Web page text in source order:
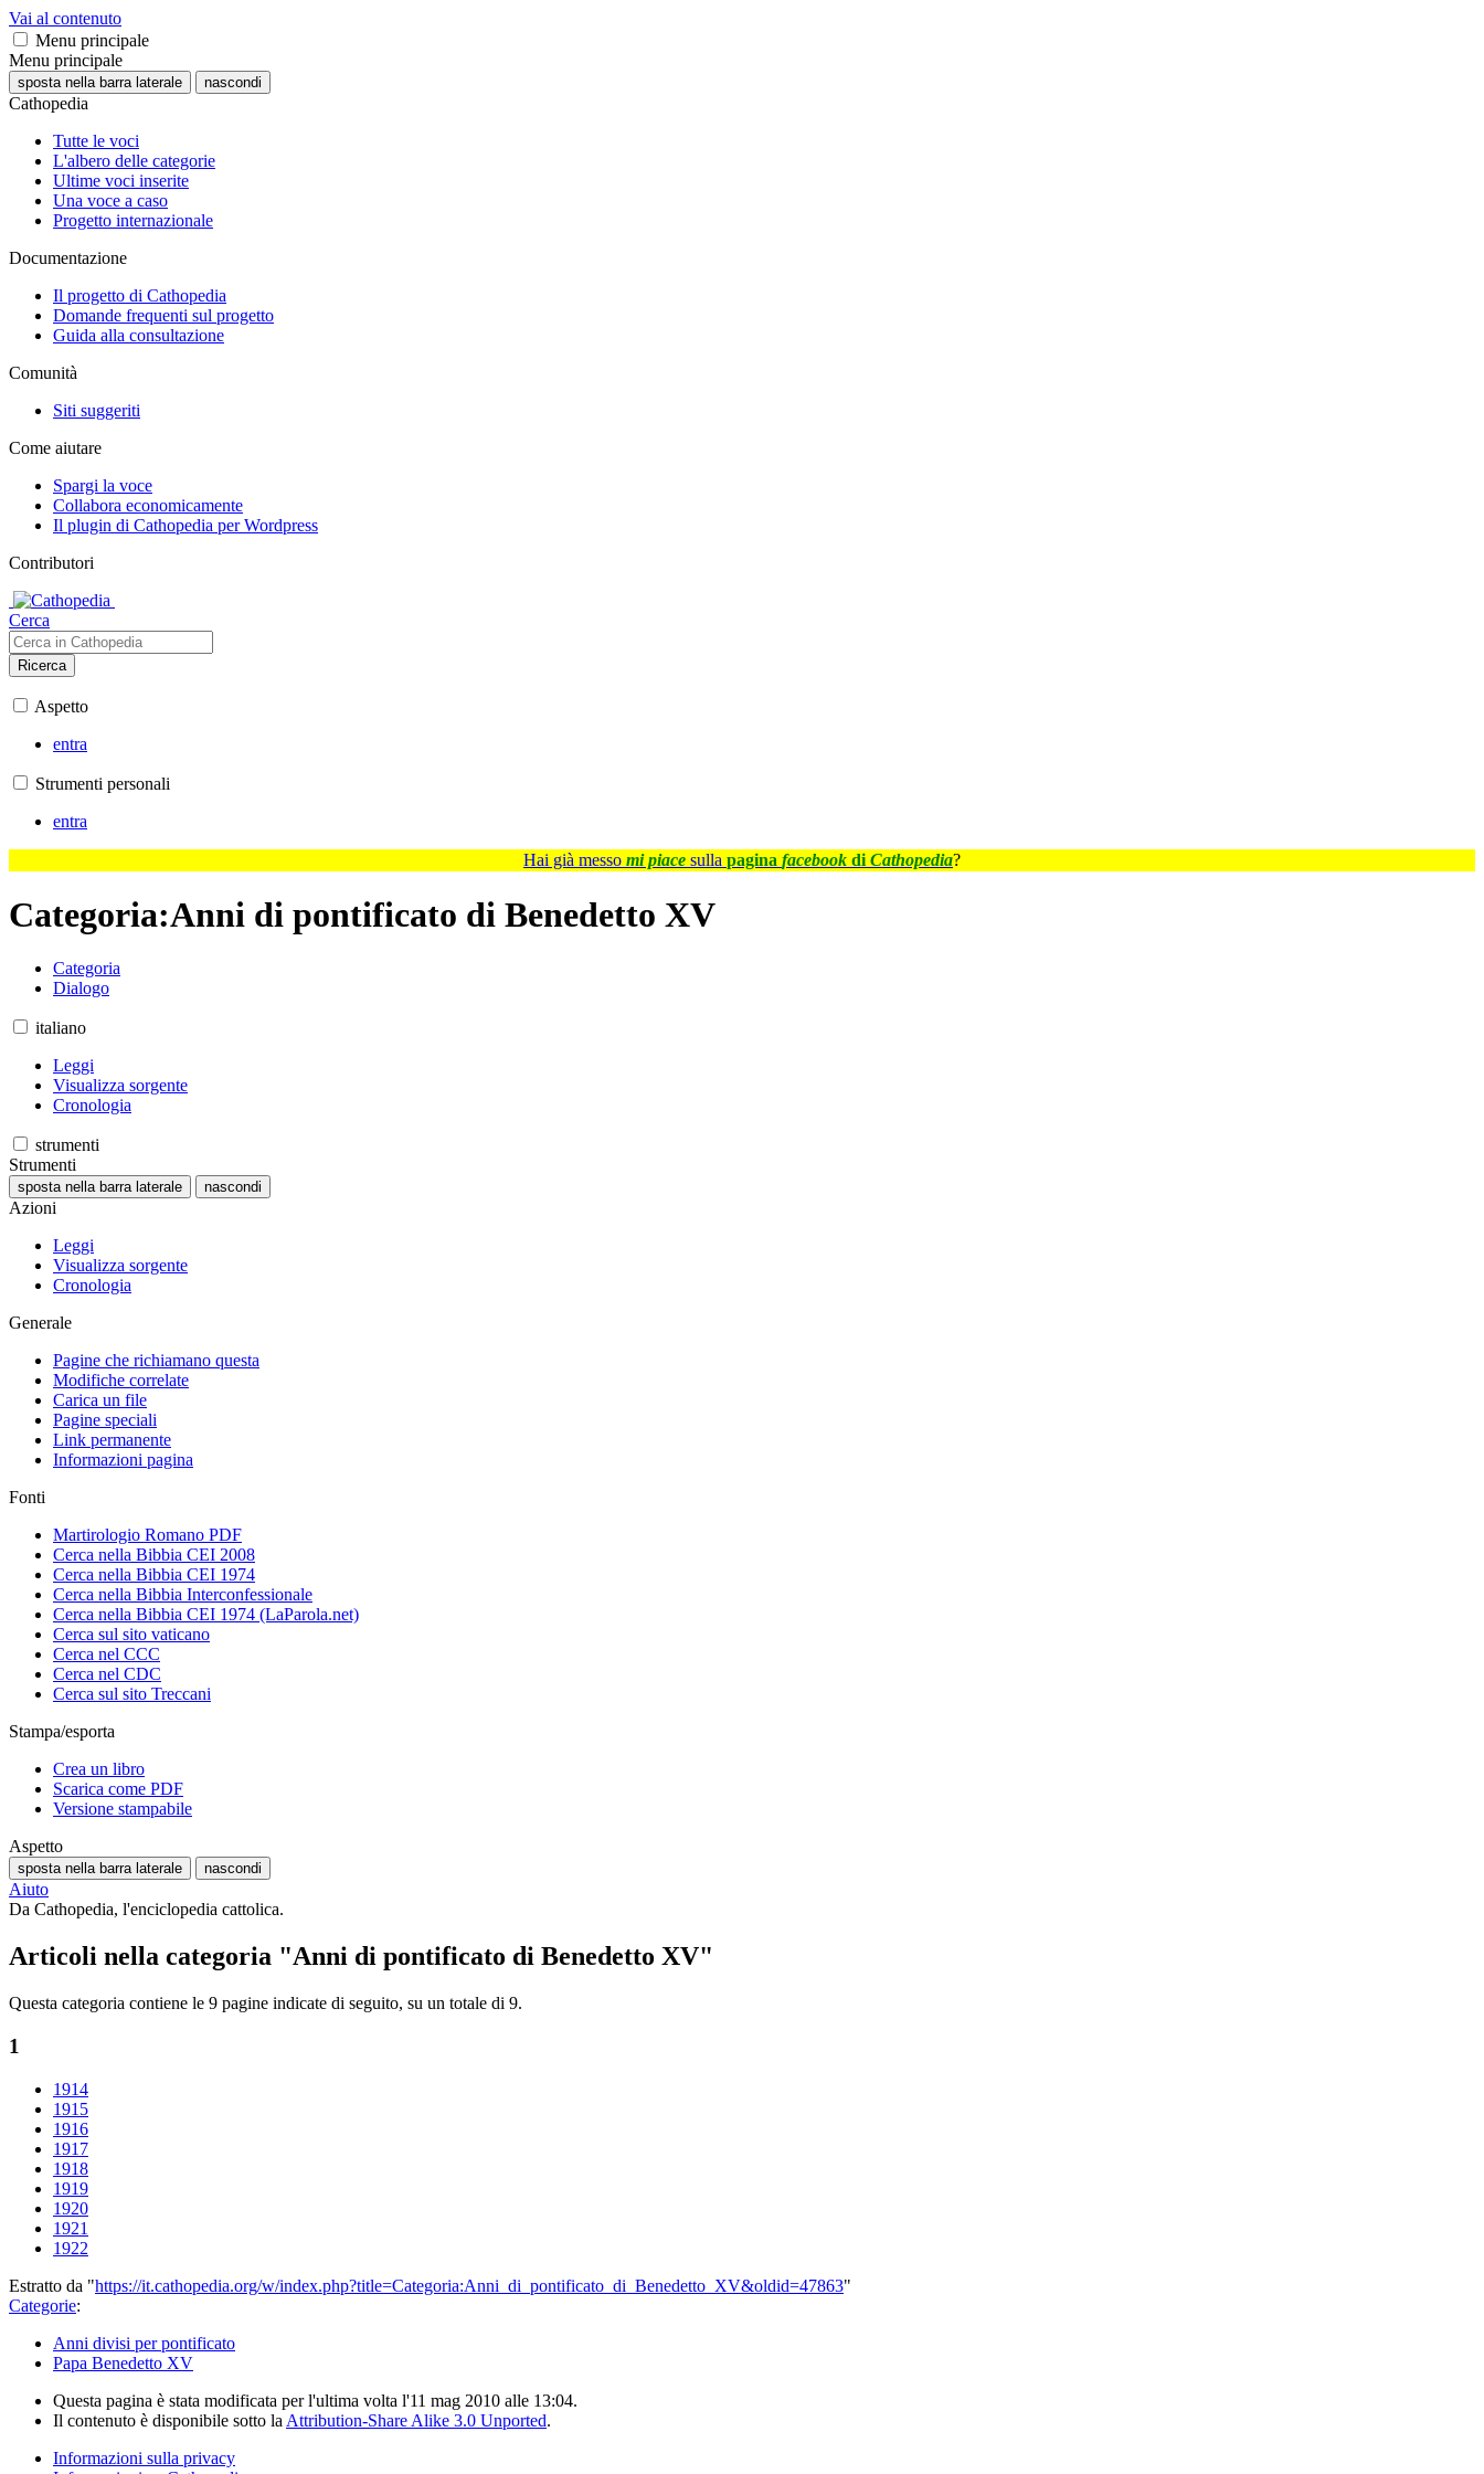
Vai al contenuto
Menu principale
Menu principale
sposta nella barra laterale nascondi
Cathopedia
Tutte le voci
L'albero delle categorie
Ultime voci inserite
Una voce a caso
Progetto internazionale
Documentazione
Il progetto di Cathopedia
Domande frequenti sul progetto
Guida alla consultazione
Comunità
Siti suggeriti
Come aiutare
Spargi la voce
Collabora economicamente
Il plugin di Cathopedia per Wordpress
Contributori
Cerca
Ricerca
Aspetto
entra
Strumenti personali
entra
Hai già messo mi piace sulla pagina facebook di Cathopedia?
Categoria:Anni di pontificato di Benedetto XV
Categoria
Dialogo
italiano
Leggi
Visualizza sorgente
Cronologia
strumenti
Strumenti
sposta nella barra laterale nascondi
Azioni
Leggi
Visualizza sorgente
Cronologia
Generale
Pagine che richiamano questa
Modifiche correlate
Carica un file
Pagine speciali
Link permanente
Informazioni pagina
Fonti
Martirologio Romano PDF
Cerca nella Bibbia CEI 2008
Cerca nella Bibbia CEI 1974
Cerca nella Bibbia Interconfessionale
Cerca nella Bibbia CEI 1974 (LaParola.net)
Cerca sul sito vaticano
Cerca nel CCC
Cerca nel CDC
Cerca sul sito Treccani
Stampa/esporta
Crea un libro
Scarica come PDF
Versione stampabile
Aspetto
sposta nella barra laterale nascondi
Aiuto
Da Cathopedia, l'enciclopedia cattolica.
Articoli nella categoria "Anni di pontificato di Benedetto XV"
Questa categoria contiene le 9 pagine indicate di seguito, su un totale di 9.
1
1914
1915
1916
1917
1918
1919
1920
1921
1922
Estratto da "https://it.cathopedia.org/w/index.php?title=Categoria:Anni_di_pontificato_di_Benedetto_XV&oldid=47863"
Categorie:
Anni divisi per pontificato
Papa Benedetto XV
Questa pagina è stata modificata per l'ultima volta l'11 mag 2010 alle 13:04.
Il contenuto è disponibile sotto la Attribution-Share Alike 3.0 Unported.
Informazioni sulla privacy